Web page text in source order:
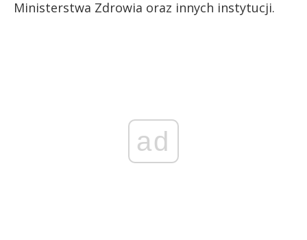
Ministerstwa Zdrowia oraz innych instytucji.
ad